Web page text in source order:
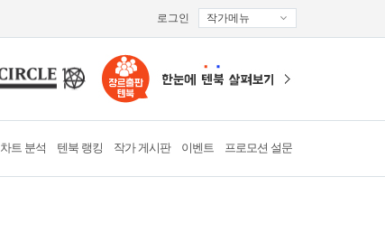
로그인 작가메뉴
차트 분석 텐북 랭킹 작가 게시판 이벤트 프로모션 설문